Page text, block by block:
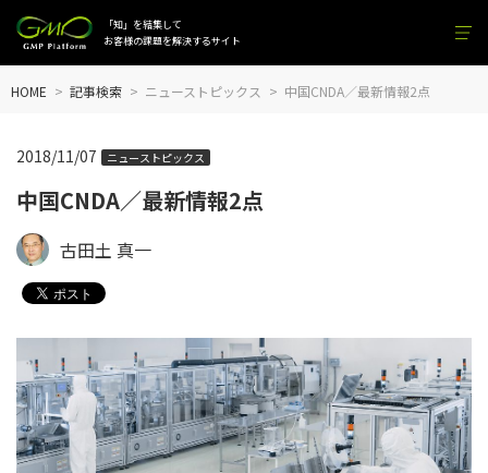
「知」を結集して
お客様の課題を解決するサイト
HOME 記事検索 ニューストピックス 中国CNDA／最新情報2点
中国CNDA／最新情報2点
2018/11/07 ニューストピックス
古田土 真一